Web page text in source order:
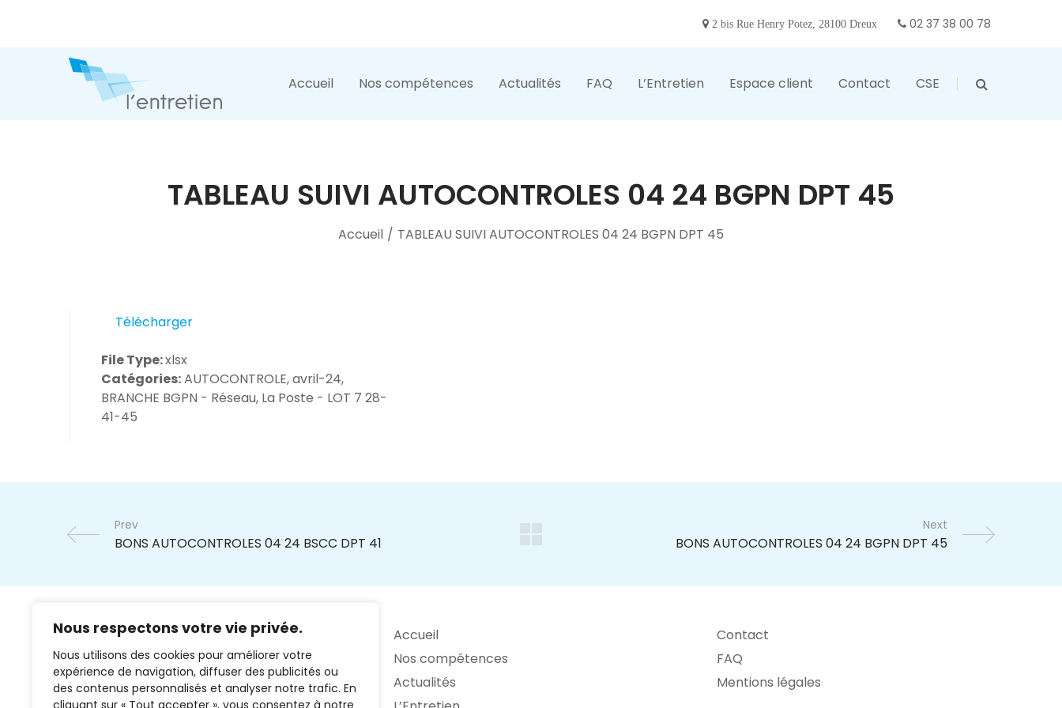
Nous respectons votre vie privée.
Nous utilisons des cookies pour améliorer votre
expérience de navigation, diffuser des publicités ou
des contenus personnalisés et analyser notre trafic. En
cliquant sur « Tout accepter », vous consentez à notre
2 bis Rue Henry Potez, 28100 Dreux 02 37 38 00 78
Accueil Nos compétences Actualités FAQ L’Entretien Espace client Contact CSE
TABLEAU SUIVI AUTOCONTROLES 04 24 BGPN DPT 45
Accueil / TABLEAU SUIVI AUTOCONTROLES 04 24 BGPN DPT 45
Télécharger
File Type:xlsx
Catégories:AUTOCONTROLE, avril-24,
BRANCHE BGPN - Réseau, La Poste - LOT 7 28-
41-45
Prev Next
Accueil
Nos compétences
Actualités
Contact
FAQ
Mentions légales